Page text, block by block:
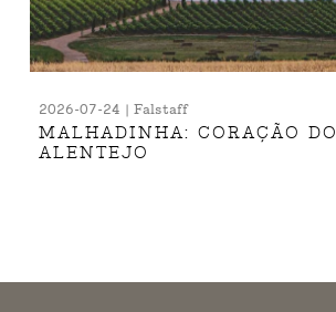
2026-07-24 | Falstaff
MALHADINHA: CORAÇÃO DO
ALENTEJO